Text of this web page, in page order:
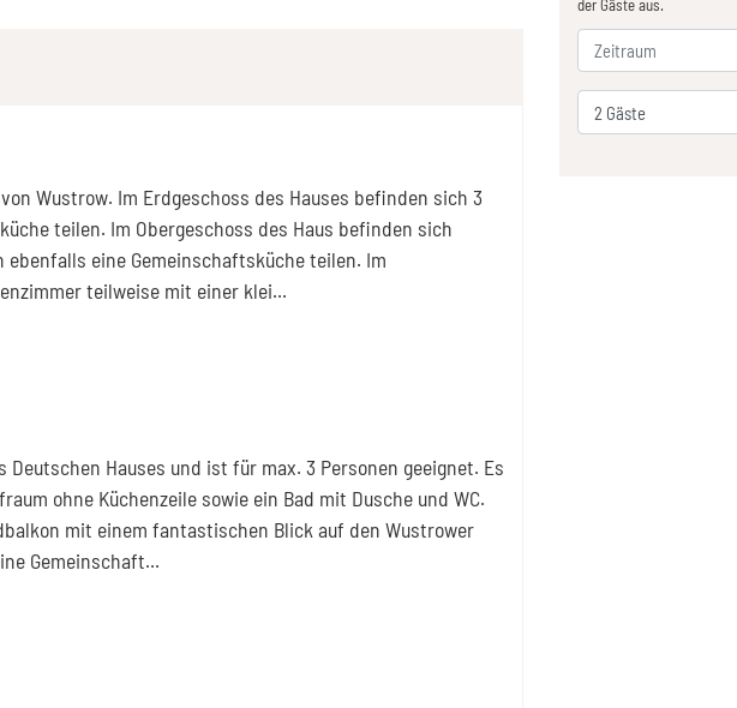
Wustrow. Im Erdgeschoss des Hauses befinden sich 3
teilen. Im Obergeschoss des Haus befinden sich
eine Gemeinschaftsküche teilen. Im
teilweise mit einer klei...
Deutschen Hauses und ist für max. 3 Personen geeignet. Es
ohne Küchenzeile sowie ein Bad mit Dusche und WC.
mit einem fantastischen Blick auf den Wustrower
Gemeinschaft...
der Gäste aus.